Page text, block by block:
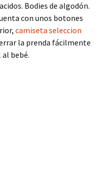
Bodies de algodón.
con unos botones
camiseta seleccion
la prenda fácilmente
bebé.